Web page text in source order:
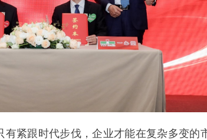
紧跟时代步伐，企业才能在复杂多变的